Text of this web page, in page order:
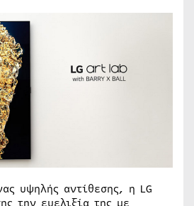
υψηλής αντίθεσης, η LG